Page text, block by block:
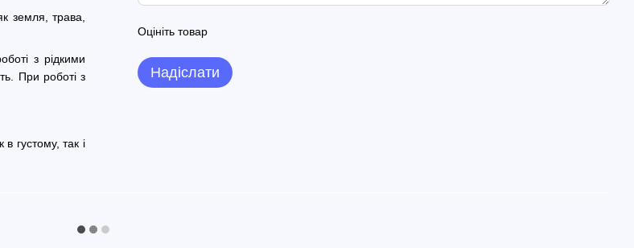
земля, трава,
з рідкими
При роботі з
густому, так і
Оцініть товар
Надіслати